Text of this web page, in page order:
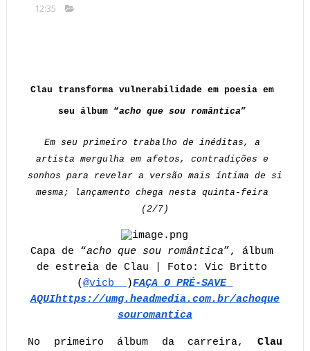
12:35
Clau transforma vulnerabilidade em poesia em
seu álbum “acho que sou romântica”
Em seu primeiro trabalho de inéditas, a
artista mergulha em afetos, contradições e
sonhos para revelar a versão mais íntima de si
mesma; lançamento chega nesta quinta-feira
(2/7)
Capa de “acho que sou romântica”, álbum
de estreia de Clau | Foto: Vic Britto
(@vicb__ )FAÇA O PRÉ-SAVE
AQUIhttps://umg.headmedia.com.br/achoque
souromantica
No primeiro álbum da carreira,